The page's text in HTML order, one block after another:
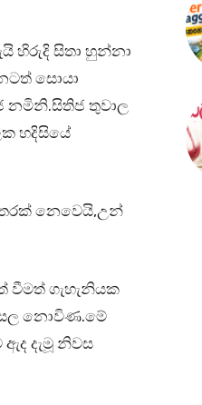
හිරුදි සිතා හුන්නා
සොයා
තුවාල
හදිසියේ
නෙවෙයි,උන්
වීමත් ගැහැනියක
නොවිණ.මේ
දැමූ නිවස